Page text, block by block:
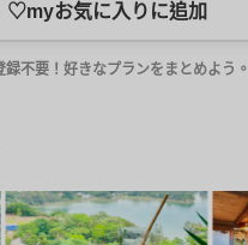
♡myお気に入りに追加
録不要！好きなプランをまとめよう。